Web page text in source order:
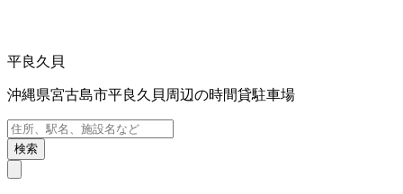
平良久貝
沖縄県宮古島市平良久貝周辺の時間貸駐車場
検索